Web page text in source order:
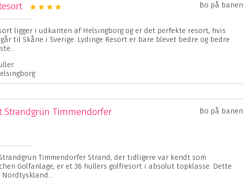
Bo på banen
ligger i udkanten af Helsingborg og er det perfekte resort, hvis
til Skåne i Sverige. Lydinge Resort er bare blevet bedre og bedre
Strandgrün Timmendorfer
Bo på banen
Timmendorfer Strand, der tidligere var kendt som
Golfanlage, er et 36 hullers golfresort i absolut topklasse. Dette